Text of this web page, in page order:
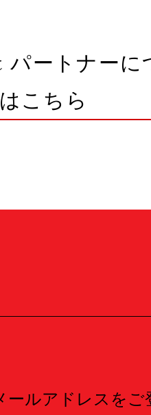
ートナーに
こちら
ールアドレスを